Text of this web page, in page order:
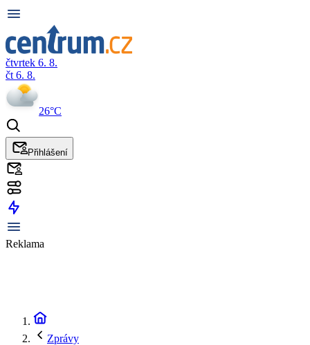
čtvrtek 6. 8.
čt 6. 8.
26°C
Přihlášení
Reklama
Zprávy